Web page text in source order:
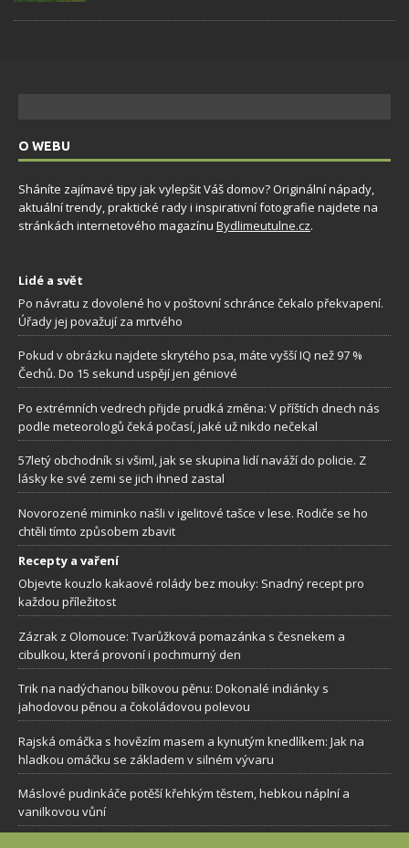
O WEBU
Sháníte zajímavé tipy jak vylepšit Váš domov? Originální nápady,
aktuální trendy, praktické rady i inspirativní fotografie najdete na
stránkách internetového magazínu Bydlimeutulne.cz.
Lidé a svět
Po návratu z dovolené ho v poštovní schránce čekalo překvapení.
Úřady jej považují za mrtvého
Pokud v obrázku najdete skrytého psa, máte vyšší IQ než 97 %
Čechů. Do 15 sekund uspějí jen géniové
Po extrémních vedrech přijde prudká změna: V příštích dnech nás
podle meteorologů čeká počasí, jaké už nikdo nečekal
57letý obchodník si všiml, jak se skupina lidí naváží do policie. Z
lásky ke své zemi se jich ihned zastal
Novorozené miminko našli v igelitové tašce v lese. Rodiče se ho
chtěli tímto způsobem zbavit
Recepty a vaření
Objevte kouzlo kakaové rolády bez mouky: Snadný recept pro
každou příležitost
Zázrak z Olomouce: Tvarůžková pomazánka s česnekem a
cibulkou, která provoní i pochmurný den
Trik na nadýchanou bílkovou pěnu: Dokonalé indiánky s
jahodovou pěnou a čokoládovou polevou
Rajská omáčka s hovězím masem a kynutým knedlíkem: Jak na
hladkou omáčku se základem v silném vývaru
Máslové pudinkáče potěší křehkým těstem, hebkou náplní a
vanilkovou vůní